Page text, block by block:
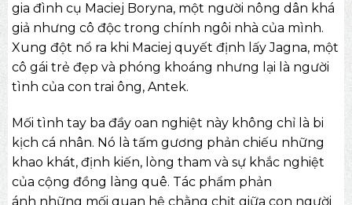
gia đình cụ Maciej Boryna, một người nông dân khá
giả nhưng cô độc trong chính ngôi nhà của mình.
Xung đột nổ ra khi Maciej quyết định lấy Jagna, một
cô gái trẻ đẹp và phóng khoáng nhưng lại là người
tình của con trai ông, Antek.
Mối tình tay ba đầy oan nghiệt này không chỉ là bi
kịch cá nhân. Nó là tấm gương phản chiếu những
khao khát, định kiến, lòng tham và sự khắc nghiệt
của cộng đồng làng quê. Tác phẩm phản
ánh những mối quan hệ chằng chịt giữa con người